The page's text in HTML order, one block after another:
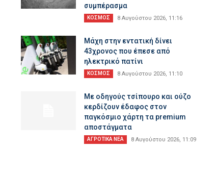
συμπέρασμα
ΚΟΣΜΟΣ 8 Αυγούστου 2026, 11:16
Μάχη στην εντατική δίνει
43χρονος που έπεσε από
ηλεκτρικό πατίνι
ΚΟΣΜΟΣ 8 Αυγούστου 2026, 11:10
Με οδηγούς τσίπουρο και ούζο
κερδίζουν έδαφος στoν
παγκόσμιο χάρτη τα premium
αποστάγματα
ΑΓΡΟΤΙΚΑ ΝΕΑ 8 Αυγούστου 2026, 11:09